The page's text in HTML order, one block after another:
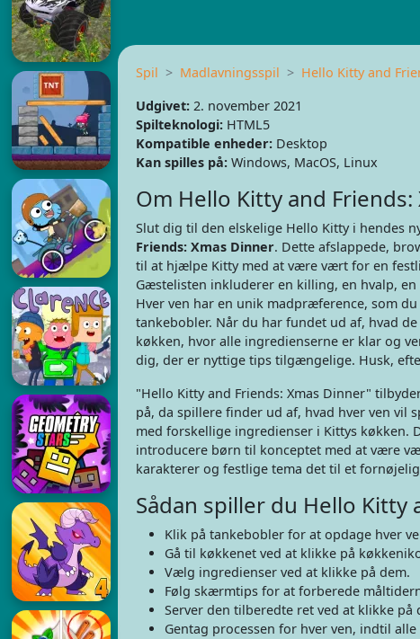
Spil Madlavningsspil
Hello Kitty and
Udgivet:2. november 2021
Spilteknologi:HTML5
Kompatible enheder:Desktop
Kan spilles på:Windows, MacOS, Linux
Om Hello Kitty and
Slut dig til den elskelige Hello Kitty i hendes
Friends: Xmas Dinner. Dette afslappede,
til at hjælpe Kitty med at være vært for en
Gæstelisten inkluderer en killing, en hvalp,
Hver ven har en unik madpræference, som
tankebobler. Når du har fundet ud af, hvad
køkken, hvor alle ingredienserne er klar og
dig, der er nyttige tips tilgængelige. Husk,
"Hello Kitty and Friends: Xmas Dinner"
på, da spillere finder ud af, hvad hver ven vil
med forskellige ingredienser i Kittys køkken.
introducere børn til konceptet med at være
karakterer og festlige tema det til et
Sådan spiller du Hello Kitty
Klik på tankebobler for at opdage hver
Gå til køkkenet ved at klikke på
Vælg ingredienser ved at klikke på dem.
Følg skærmtips for at forberede
Server den tilberedte ret ved at klikke på
Gentag processen for hver ven, indtil